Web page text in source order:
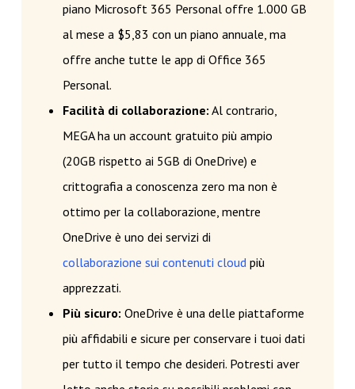
piano Microsoft 365 Personal offre 1.000 GB
al mese a $5,83 con un piano annuale, ma
offre anche tutte le app di Office 365
Personal.
Facilità di collaborazione: Al contrario,
MEGA ha un account gratuito più ampio
(20GB rispetto ai 5GB di OneDrive) e
crittografia a conoscenza zero ma non è
ottimo per la collaborazione, mentre
OneDrive è uno dei servizi di
collaborazione sui contenuti cloudpiù
apprezzati.
Più sicuro: OneDrive è una delle piattaforme
più affidabili e sicure per conservare i tuoi dati
per tutto il tempo che desideri. Potresti aver